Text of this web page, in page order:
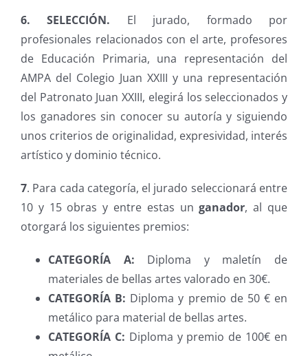
6. SELECCIÓN. El jurado, formado por
profesionales relacionados con el arte, profesores
de Educación Primaria, una representación del
AMPA del Colegio Juan XXIII y una representación
del Patronato Juan XXIII, elegirá los seleccionados y
los ganadores sin conocer su autoría y siguiendo
unos criterios de originalidad, expresividad, interés
artístico y dominio técnico.
7. Para cada categoría, el jurado seleccionará entre
10 y 15 obras y entre estas unganador, al que
otorgará los siguientes premios:
CATEGORÍA A: Diploma y maletín de
materiales de bellas artes valorado en 30€.
CATEGORÍA B: Diploma y premio de 50 € en
metálico para material de bellas artes.
CATEGORÍA C: Diploma y premio de 100€ en